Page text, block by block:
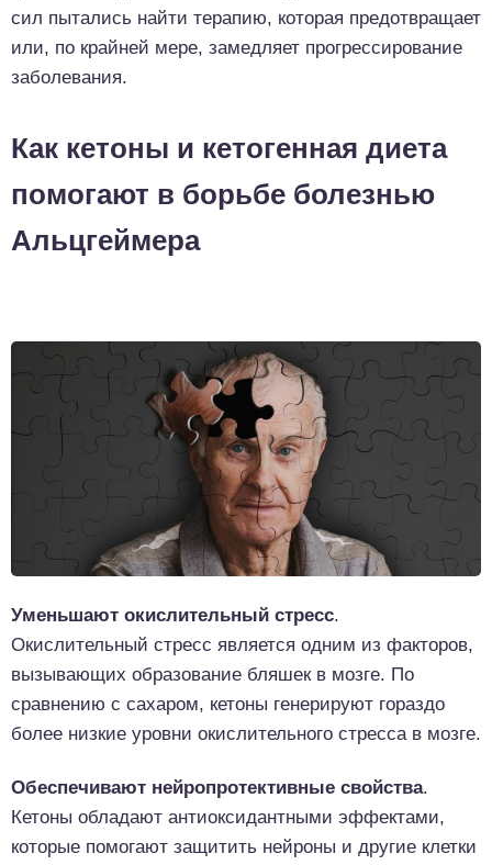
сил пытались найти терапию, которая предотвращает
или, по крайней мере, замедляет прогрессирование
заболевания.
Как кетоны и кетогенная диета
помогают в борьбе болезнью
Альцгеймера
Уменьшают окислительный стресс.
Окислительный стресс является одним из факторов,
вызывающих образование бляшек в мозге. По
сравнению с сахаром, кетоны генерируют гораздо
более низкие уровни окислительного стресса в мозге.
Обеспечивают нейропротективные свойства.
Кетоны обладают антиоксидантными эффектами,
которые помогают защитить нейроны и другие клетки